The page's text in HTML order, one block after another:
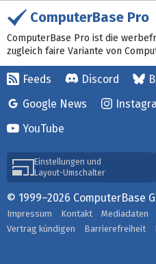
ComputerBase Pro
ComputerBase Pro ist die
zugleich faire Variante von
Feeds Discord
Google News
YouTube
Einstellungen und
Layout-Umschalter
© 1999–2026 ComputerBase
Impressum Kontakt Mediadaten
Vertrag kündigen
Barrierefreiheit